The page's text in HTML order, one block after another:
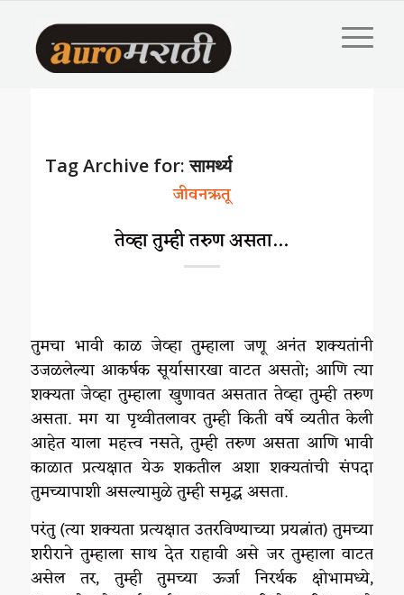
Tag Archive for:सामर्थ्य
जीवनऋतू
तेव्हा तुम्ही तरुण असता…
तुमचा भावी काळ जेव्हा तुम्हाला जणू अनंत शक्यतांनी
उजळलेल्या आकर्षक सूर्यासारखा वाटत असतो; आणि त्या
शक्यता जेव्हा तुम्हाला खुणावत असतात तेव्हा तुम्ही तरुण
असता. मग या पृथ्वीतलावर तुम्ही किती वर्षे व्यतीत केली
आहेत याला महत्त्व नसते, तुम्ही तरुण असता आणि भावी
काळात प्रत्यक्षात येऊ शकतील अशा शक्यतांची संपदा
तुमच्यापाशी असल्यामुळे तुम्ही समृद्ध असता.
परंतु (त्या शक्यता प्रत्यक्षात उतरविण्याच्या प्रयत्नांत) तुमच्या
शरीराने तुम्हाला साथ देत राहावी असे जर तुम्हाला वाटत
असेल तर, तुम्ही तुमच्या ऊर्जा निरर्थक क्षोभामध्ये,